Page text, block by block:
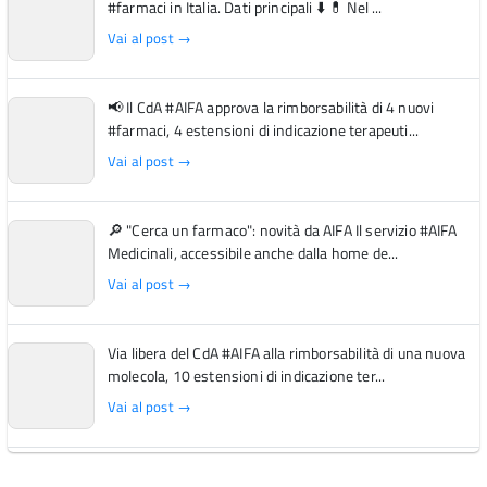
#farmaci in Italia. Dati principali ⬇️ 💊 Nel ...
Vai al post →
📢 Il CdA #AIFA approva la rimborsabilità di 4 nuovi
#farmaci, 4 estensioni di indicazione terapeuti...
Vai al post →
🔎 "Cerca un farmaco": novità da AIFA Il servizio #AIFA
Medicinali, accessibile anche dalla home de...
Vai al post →
Via libera del CdA #AIFA alla rimborsabilità di una nuova
molecola, 10 estensioni di indicazione ter...
Vai al post →